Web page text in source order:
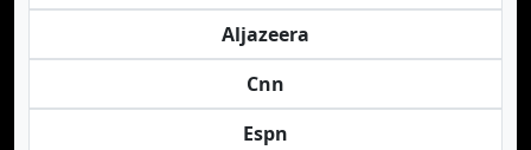
Aljazeera
Cnn
Espn